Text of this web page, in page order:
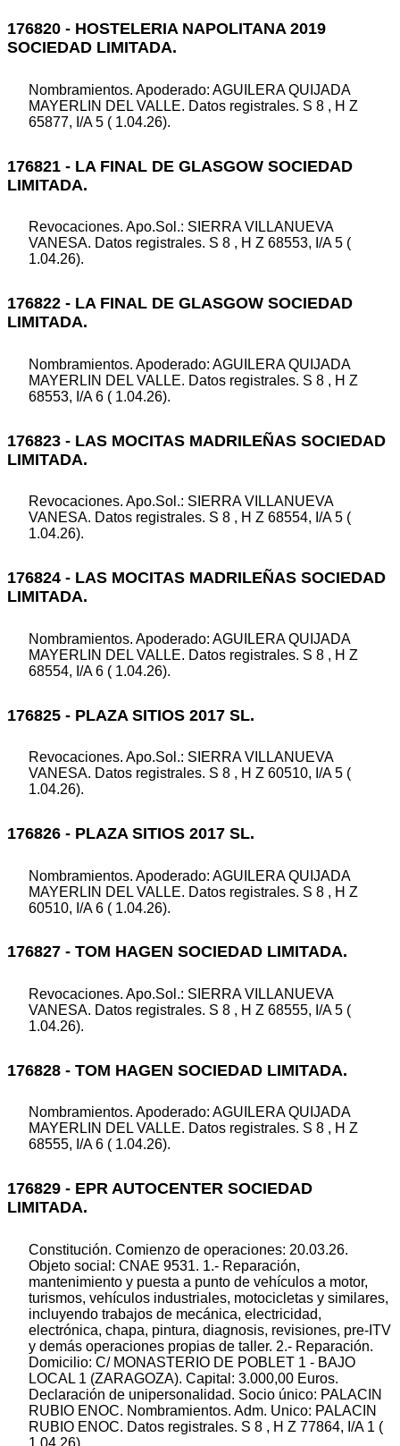
176820 - HOSTELERIA NAPOLITANA 2019
SOCIEDAD LIMITADA.
Nombramientos. Apoderado: AGUILERA QUIJADA
MAYERLIN DEL VALLE. Datos registrales. S 8 , H Z
65877, I/A 5 ( 1.04.26).
176821 - LA FINAL DE GLASGOW SOCIEDAD
LIMITADA.
Revocaciones. Apo.Sol.: SIERRA VILLANUEVA
VANESA. Datos registrales. S 8 , H Z 68553, I/A 5 (
1.04.26).
176822 - LA FINAL DE GLASGOW SOCIEDAD
LIMITADA.
Nombramientos. Apoderado: AGUILERA QUIJADA
MAYERLIN DEL VALLE. Datos registrales. S 8 , H Z
68553, I/A 6 ( 1.04.26).
176823 - LAS MOCITAS MADRILEÑAS SOCIEDAD
LIMITADA.
Revocaciones. Apo.Sol.: SIERRA VILLANUEVA
VANESA. Datos registrales. S 8 , H Z 68554, I/A 5 (
1.04.26).
176824 - LAS MOCITAS MADRILEÑAS SOCIEDAD
LIMITADA.
Nombramientos. Apoderado: AGUILERA QUIJADA
MAYERLIN DEL VALLE. Datos registrales. S 8 , H Z
68554, I/A 6 ( 1.04.26).
176825 - PLAZA SITIOS 2017 SL.
Revocaciones. Apo.Sol.: SIERRA VILLANUEVA
VANESA. Datos registrales. S 8 , H Z 60510, I/A 5 (
1.04.26).
176826 - PLAZA SITIOS 2017 SL.
Nombramientos. Apoderado: AGUILERA QUIJADA
MAYERLIN DEL VALLE. Datos registrales. S 8 , H Z
60510, I/A 6 ( 1.04.26).
176827 - TOM HAGEN SOCIEDAD LIMITADA.
Revocaciones. Apo.Sol.: SIERRA VILLANUEVA
VANESA. Datos registrales. S 8 , H Z 68555, I/A 5 (
1.04.26).
176828 - TOM HAGEN SOCIEDAD LIMITADA.
Nombramientos. Apoderado: AGUILERA QUIJADA
MAYERLIN DEL VALLE. Datos registrales. S 8 , H Z
68555, I/A 6 ( 1.04.26).
176829 - EPR AUTOCENTER SOCIEDAD
LIMITADA.
Constitución. Comienzo de operaciones: 20.03.26.
Objeto social: CNAE 9531. 1.- Reparación,
mantenimiento y puesta a punto de vehículos a motor,
turismos, vehículos industriales, motocicletas y similares,
incluyendo trabajos de mecánica, electricidad,
electrónica, chapa, pintura, diagnosis, revisiones, pre-ITV
y demás operaciones propias de taller. 2.- Reparación.
Domicilio: C/ MONASTERIO DE POBLET 1 - BAJO
LOCAL 1 (ZARAGOZA). Capital: 3.000,00 Euros.
Declaración de unipersonalidad. Socio único: PALACIN
RUBIO ENOC. Nombramientos. Adm. Unico: PALACIN
RUBIO ENOC. Datos registrales. S 8 , H Z 77864, I/A 1 (
1.04.26).